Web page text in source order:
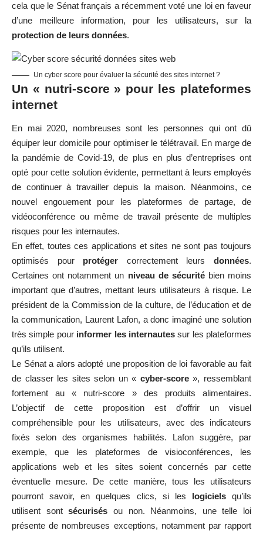
cela que le Sénat français a récemment voté une loi en faveur
d’une meilleure information, pour les utilisateurs, sur la
protection de leurs données.
Un cyber score pour évaluer la sécurité des sites internet ?
Un « nutri-score » pour les plateformes
internet
En mai 2020, nombreuses sont les personnes qui ont dû
équiper leur domicile pour optimiser le télétravail. En marge de
la pandémie de Covid-19, de plus en plus d’entreprises ont
opté pour cette solution évidente, permettant à leurs employés
de continuer à travailler depuis la maison. Néanmoins, ce
nouvel engouement pour les plateformes de partage, de
vidéoconférence ou même de travail présente de multiples
risques pour les internautes.
En effet, toutes ces applications et sites ne sont pas toujours
optimisés pour protéger correctement leursdonnées.
Certaines ont notamment un niveau de sécuritébien moins
important que d’autres, mettant leurs utilisateurs à risque. Le
président de la Commission de la culture, de l’éducation et de
la communication, Laurent Lafon, a donc imaginé une solution
très simple pour informer les internautessur les plateformes
qu’ils utilisent.
Le Sénat a alors adopté une proposition de loi favorable au fait
de classer les sites selon un « cyber-score», ressemblant
fortement au « nutri-score » des produits alimentaires.
L’objectif de cette proposition est d’offrir un visuel
compréhensible pour les utilisateurs, avec des indicateurs
fixés selon des organismes habilités. Lafon suggère, par
exemple, que les plateformes de visioconférences, les
applications web et les sites soient concernés par cette
éventuelle mesure. De cette manière, tous les utilisateurs
pourront savoir, en quelques clics, si les logicielsqu’ils
utilisent sontsécurisés ou non. Néanmoins, une telle loi
présente de nombreuses exceptions, notamment par rapport